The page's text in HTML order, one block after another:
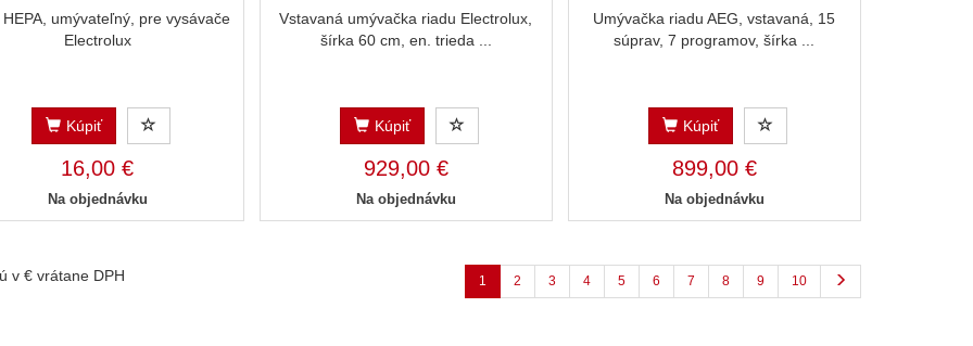
umývateľný, pre vysávače
Electrolux
Kúpiť
16,00 €
Na objednávku
Vstavaná umývačka riadu Electrolux,
šírka 60 cm, en. trieda ...
Kúpiť
929,00 €
Na objednávku
Umývačka riadu AEG, vstavaná, 15
súprav, 7 programov, šírka ...
Kúpiť
899,00 €
Na objednávku
v € vrátane DPH 1 2 3 4 5 6 7 8 9 10